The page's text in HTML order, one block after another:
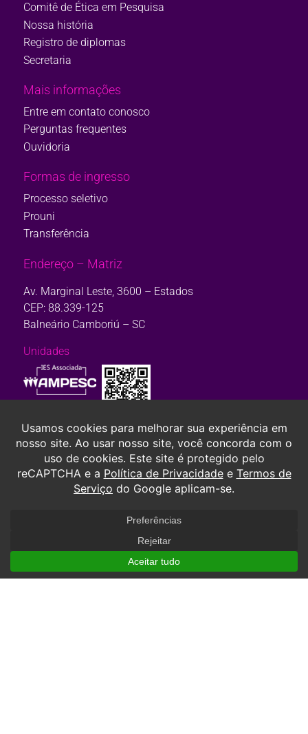
Comitê de Ética em Pesquisa
Nossa história
Registro de diplomas
Secretaria
Mais informações
Entre em contato conosco
Perguntas frequentes
Ouvidoria
Formas de ingresso
Processo seletivo
Prouni
Transferência
Endereço – Matriz
Av. Marginal Leste, 3600 – Estados
CEP: 88.339-125
Balneário Camboriú – SC
Unidades
Consulte aqui o cadastro da Instituição no Sistema e-Mec. Ou, se
preferir,clique aqui.
TODOS OS DIREITOS RESERVADOS À SOCIEDADE AVANTIS DE ENSINO E